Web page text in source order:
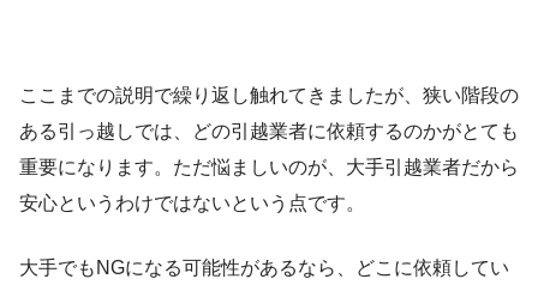
ここまでの説明で繰り返し触れてきましたが、狭い階段の
ある引っ越しでは、どの引越業者に依頼するのかがとても
重要になります。ただ悩ましいのが、大手引越業者だから
安心というわけではないという点です。
大手でもNGになる可能性があるなら、どこに依頼してい